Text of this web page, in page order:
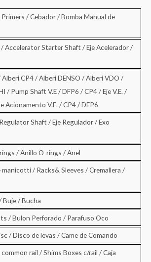
/ Cebador / Bomba Manual de
Accelerator Starter Shaft / Eje Acelerador /
Alberi CP4 / Alberi DENSO / Alberi VDO /
/ Pump Shaft V.E / DFP6 / CP4 / Eje V.E. /
Acionamento V.E. / CP4 / DFP6
Shaft / Eje Regulador / Exo
/ Anillo O-rings / Anel
/ Racks& Sleeves / Cremallera /
Buje / Bucha
/ Bulon Perforado / Parafuso Oco
/ Disco de levas / Came de Comando
rail / Shims Boxes c/rail / Caja